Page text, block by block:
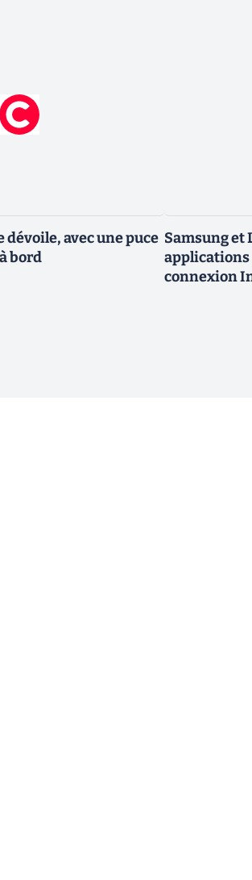
dévoile, avec une puce
bord
Samsung et
applications
connexion